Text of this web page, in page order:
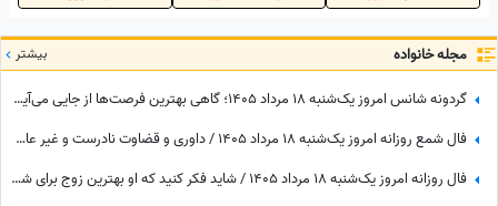
مجله خانواده بیشتر
گردونه شانس امروز یک‌شنبه 18 مرداد 1405؛ گاهی بهترین فرصت‌ها از جایی می‌آیند که انتظارش را نداری
فال شمع روزانه امروز یک‌شنبه 18 مرداد 1405 / داوری و قضاوت نادرست و غیر عادلانه‌ای درباره شما می‌شود، اما ...
فال روزانه امروز یک‌شنبه 18 مرداد 1405 / شاید فکر کنید که او بهترین زوج برای شما می تواند باشد، اما ...